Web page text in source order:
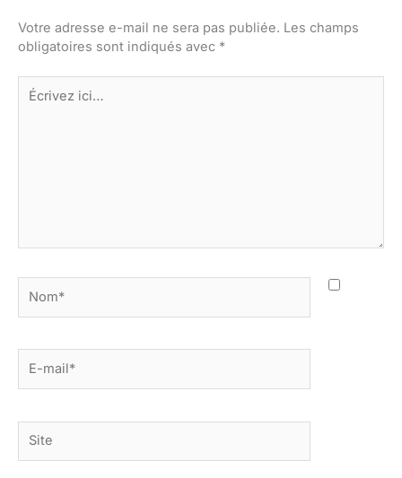
Votre adresse e-mail ne sera pas publiée. Les champs
obligatoires sont indiqués avec *
Écrivez
ici…
mail*